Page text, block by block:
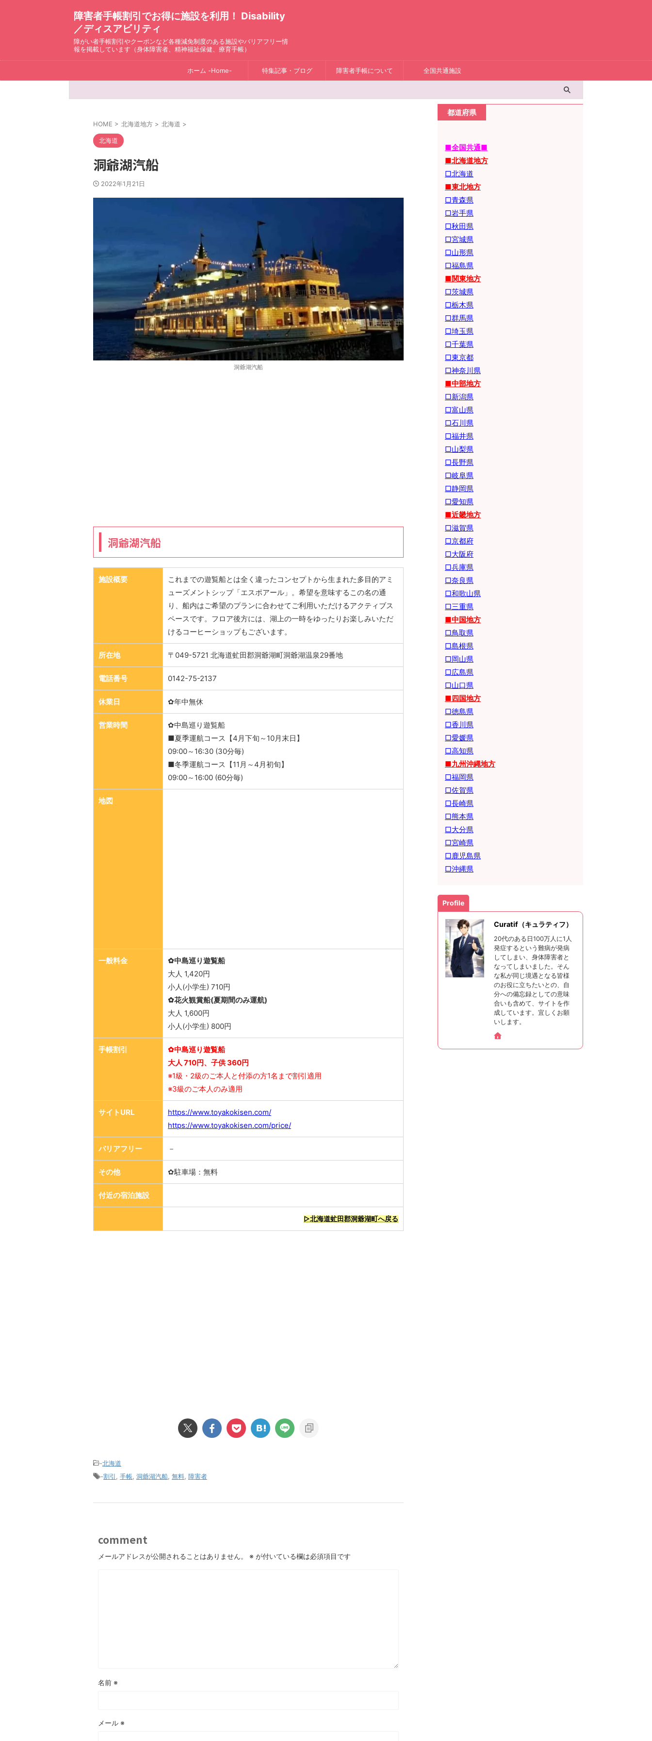
障害者手帳割引でお得に施設を利用！ Disability
／ディスアビリティ
障がい者手帳割引やクーポンなど各種減免制度のある施設やバリアフリー情
報を掲載しています（身体障害者、精神福祉保健、療育手帳）
ホーム -Home- 特集記事・ブログ 障害者手帳について 全国共通施設
HOME > 北海道地方 > 北海道 >
北海道
洞爺湖汽船
2022年1月21日
洞爺湖汽船
洞爺湖汽船
施設概要
これまでの遊覧船とは全く違ったコンセプトから生まれた多目的アミ
ューズメントシップ「エスポアール」。希望を意味するこの名の通
り、船内はご希望のプランに合わせてご利用いただけるアクティブス
ペースです。フロア後方には、湖上の一時をゆったりお楽しみいただ
けるコーヒーショップもございます。
所在地 〒049-5721 北海道虻田郡洞爺湖町洞爺湖温泉29番地
電話番号 0142-75-2137
休業日 ✿年中無休
営業時間
✿中島巡り遊覧船
■夏季運航コース【4月下旬～10月末日】
09:00～16:30 (30分毎)
■冬季運航コース【11月～4月初旬】
09:00～16:00 (60分毎)
地図
一般料金
✿中島巡り遊覧船
大人 1,420円
小人(小学生) 710円
✿花火観賞船(夏期間のみ運航)
大人 1,600円
小人(小学生) 800円
手帳割引
✿中島巡り遊覧船
大人 710円、子供 360円
※1級・2級のご本人と付添の方1名まで割引適用
※3級のご本人のみ適用
サイトURL
https://www.toyakokisen.com/
https://www.toyakokisen.com/price/
バリアフリー －
その他 ✿駐車場：無料
付近の宿泊施設
▷北海道虻田郡洞爺湖町へ戻る
-北海道
-割引 手帳 洞爺湖汽船 無料 障害者
comment
メールアドレスが公開されることはありません。 ※ が付いている欄は必須項目です
名前 ※
メール ※
都道府県
■全国共通■
■北海道地方
□北海道
■東北地方
□青森県
□岩手県
□秋田県
□宮城県
□山形県
□福島県
■関東地方
□茨城県
□栃木県
□群馬県
□埼玉県
□千葉県
□東京都
□神奈川県
■中部地方
□新潟県
□富山県
□石川県
□福井県
□山梨県
□長野県
□岐阜県
□静岡県
□愛知県
■近畿地方
□滋賀県
□京都府
□大阪府
□兵庫県
□奈良県
□和歌山県
□三重県
■中国地方
□鳥取県
□島根県
□岡山県
□広島県
□山口県
■四国地方
□徳島県
□香川県
□愛媛県
□高知県
■九州沖縄地方
□福岡県
□佐賀県
□長崎県
□熊本県
□大分県
□宮崎県
□鹿児島県
□沖縄県
Profile
Curatif（キュラティフ）
20代のある日100万人に1人
発症するという難病が発病
してしまい、身体障害者と
なってしまいました。そん
な私が同じ境遇となる皆様
のお役に立ちたいとの、自
分への備忘録としての意味
合いも含めて、サイトを作
成しています。宜しくお願
いします。